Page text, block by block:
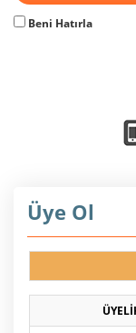
Beni Hatırla
Üye Ol